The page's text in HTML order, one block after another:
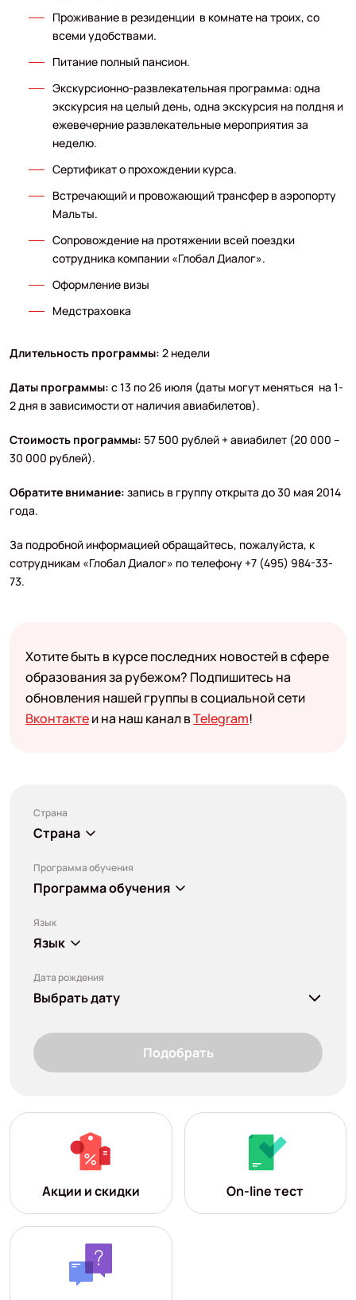
Проживание в резиденции в комнате на троих, со
всеми удобствами.
Питание полный пансион.
Экскурсионно-развлекательная программа: одна
экскурсия на целый день, одна экскурсия на полдня и
ежевечерние развлекательные мероприятия за
неделю.
Сертификат о прохождении курса.
Встречающий и провожающий трансфер в аэропорту
Мальты.
Сопровождение на протяжении всей поездки
сотрудника компании «Глобал Диалог».
Оформление визы
Медстраховка
Длительность программы: 2 недели
Даты программы: с 13 по 26 июля (даты могут меняться на 1-
2 дня в зависимости от наличия авиабилетов).
Стоимость программы: 57 500 рублей + авиабилет (20 000 –
30 000 рублей).
Обратите внимание: запись в группу открыта до 30 мая 2014
года.
За подробной информацией обращайтесь, пожалуйста, к
сотрудникам «Глобал Диалог» по телефону +7 (495) 984-33-
73.
Хотите быть в курсе последних новостей в сфере
образования за рубежом? Подпишитесь на
обновления нашей группы в социальной сети
Вконтактеи на наш канал вTelegram!
Страна
Страна
Программа обучения
Программа обучения
Язык
Язык
Дата рождения
Выбрать дату
Подобрать
Акции и скидки On-line тест